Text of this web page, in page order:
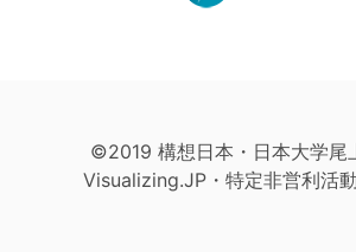
©2019 構想日本・日本大学尾
Visualizing.JP・特定非営利活